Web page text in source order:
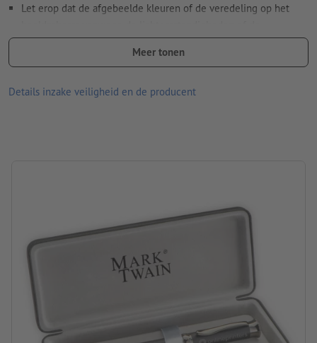
Let erop dat de afgebeelde kleuren of de veredeling op het
monitorinstelling kunnen afwijken van de daadwerkelijk
Materiaal: metaal
Meer tonen
Details inzake veiligheid en de producent